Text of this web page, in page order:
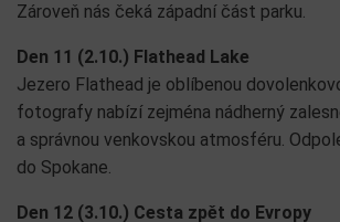
Zároveň nás čeká západní část parku.
Den 11 (2.10.) Flathead Lake
Jezero Flathead je oblíbenou
fotografy nabízí zejména nádherný
a správnou venkovskou atmosféru.
do Spokane.
Den 12 (3.10.) Cesta zpět do Evropy